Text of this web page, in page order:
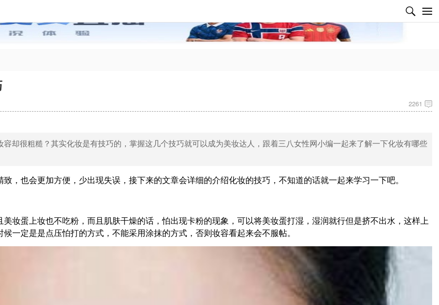
✕
2261
却很粗糙？其实化妆是有技巧的，掌握这几个技巧就可以成为美妆达人，跟着三八女性网小编一起来了解一下化妆有哪些
，也会更加方便，少出现失误，接下来的文章会详细的介绍化妆的技巧，不知道的话就一起来学习一下吧。
妆蛋上妆也不吃粉，而且肌肤干燥的话，怕出现卡粉的现象，可以将美妆蛋打湿，湿润就行但是挤不出水，这样上
一定是是点压怕打的方式，不能采用涂抹的方式，否则妆容看起来会不服帖。